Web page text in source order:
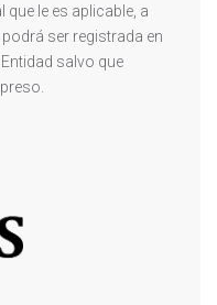
le es aplicable, a
ser registrada en
salvo que